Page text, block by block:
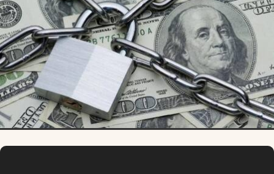
Clima
Mundial 2026
Eventos Corporativos
El Cronista Studio
Mediakit
abre en nueva pestaña